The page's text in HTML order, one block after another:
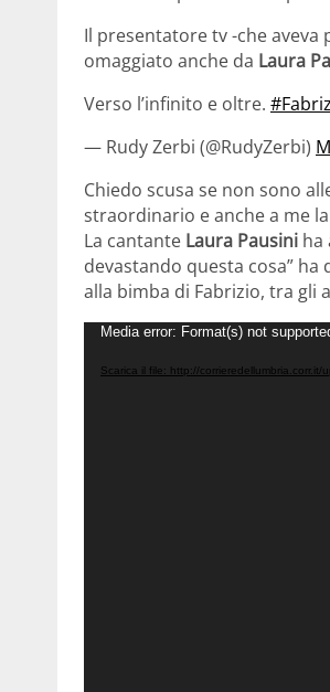
Il presentatore tv -che aveva
omaggiato anche da Laura
Verso l’infinito e oltre.
— Rudy Zerbi (@RudyZerbi)
Chiedo scusa se non sono
straordinario e anche a me
La cantante Laura Pausini ha
devastando questa cosa”
alla bimba di Fabrizio, tra gli
Video
Media error: Format(s) not
Scarica il file: http://